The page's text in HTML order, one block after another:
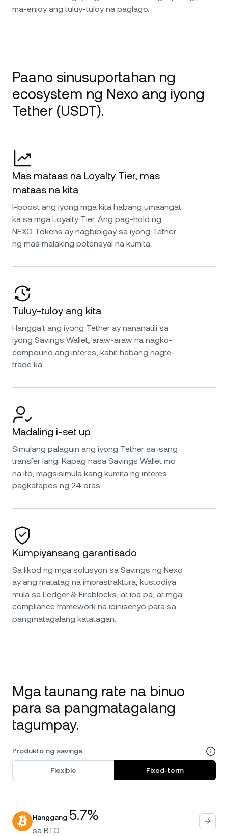
ma-enjoy ang tuluy-tuloy na paglago.
Paano sinusuportahan ng
ecosystem ng Nexo ang iyong
Tether (USDT).
Mas mataas na Loyalty Tier, mas
mataas na kita
I-boost ang iyong mga kita habang umaangat
ka sa mga Loyalty Tier. Ang pag-hold ng
NEXO Tokens ay nagbibigay sa iyong Tether
ng mas malaking potensyal na kumita.
Tuluy-tuloy ang kita
Hangga't ang iyong Tether ay nananatili sa
iyong Savings Wallet, araw-araw na nagko-
compound ang interes, kahit habang nagte-
trade ka.
Madaling i-set up
Simulang palaguin ang iyong Tether sa isang
transfer lang. Kapag nasa Savings Wallet mo
na ito, magsisimula kang kumita ng interes
pagkatapos ng 24 oras.
Kumpiyansang garantisado
Sa likod ng mga solusyon sa Savings ng Nexo
ay ang matatag na imprastraktura, kustodiya
mula sa Ledger & Fireblocks, at iba pa, at mga
compliance framework na idinisenyo para sa
pangmatagalang katatagan.
Mga taunang rate na binuo
para sa pangmatagalang
tagumpay.
Produkto ng savings
Flexible Fixed-term
Hanggang 5.7%
sa BTC